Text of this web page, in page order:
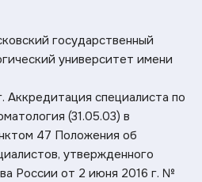
государственный
университет имени
Аккредитация специалиста по
(31.05.03) в
47 Положения об
утвержденного
России от 2 июня 2016 г. №